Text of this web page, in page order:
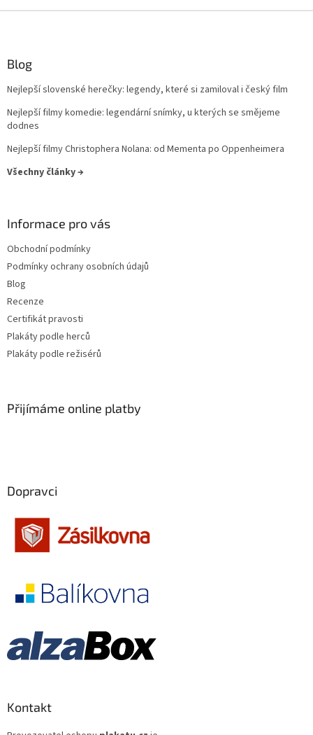
Blog
Nejlepší slovenské herečky: legendy, které si zamiloval i český film
Nejlepší filmy komedie: legendární snímky, u kterých se smějeme
dodnes
Nejlepší filmy Christophera Nolana: od Mementa po Oppenheimera
Všechny články →
Informace pro vás
Obchodní podmínky
Podmínky ochrany osobních údajů
Blog
Recenze
Certifikát pravosti
Plakáty podle herců
Plakáty podle režisérů
Přijímáme online platby
Dopravci
Kontakt